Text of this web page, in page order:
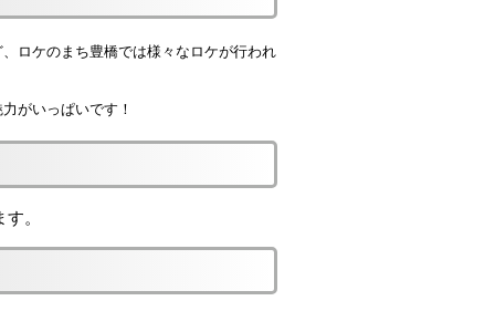
ロケのまち豊橋では様々なロケが行われ
がいっぱいです！
。